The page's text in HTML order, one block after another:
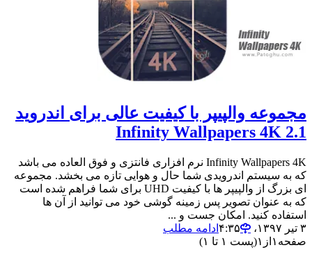
مجموعه والپیپر با کیفیت عالی برای اندروید
Infinity Wallpapers 4K 2.1
Infinity Wallpapers 4K نرم افزاری فانتزی و فوق العاده می باشد
که به سیستم اندرویدی شما حال و هوایی تازه می بخشد. مجموعه
ای بزرگ از والپیپر ها با کیفیت UHD برای شما فراهم شده است
که به عنوان تصویر پس زمینه گوشی خود می توانید از آن ها
استفاده کنید. امکان جست و ...
۳ تیر ۱۳۹۷،‏ ۴:۳۵
ادامه مطلب
صفحه ۱ از ۱(پست ۱ تا ۱)